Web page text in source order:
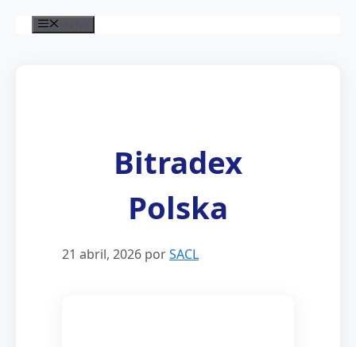
Saltar
Bitradex
Polska
21 abril, 2026 porSACL